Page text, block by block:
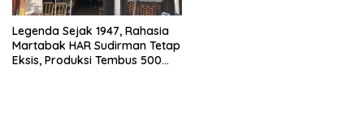
Legenda Sejak 1947, Rahasia
Martabak HAR Sudirman Tetap
Eksis, Produksi Tembus 500